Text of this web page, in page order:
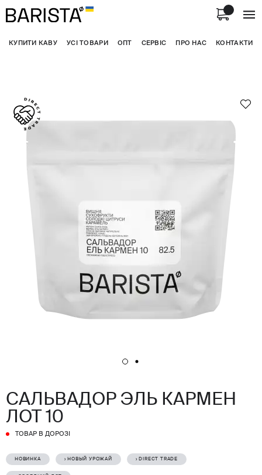
КУПИТИ КАВУ УСІ ТОВАРИ ОПТ СЕРВІС ПРО НАС КОНТАКТИ
САЛЬВАДОР ЭЛЬ КАРМЕН
ЛОТ 10
ТОВАР В ДОРОЗІ
НОВИНКА › НОВЫЙ УРОЖАЙ › DIRECT TRADE